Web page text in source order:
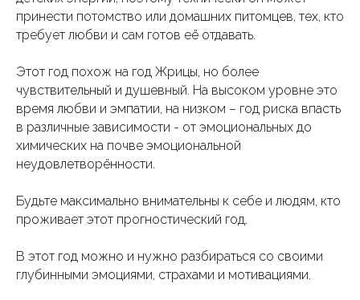
принести потомство или домашних питомцев, тех, кто
требует любви и сам готов её отдавать.
Этот год похож на год Жрицы, но более
чувствительный и душевный. На высоком уровне это
время любви и эмпатии, на низком – год риска впасть
в различные зависимости - от эмоциональных до
химических на почве эмоциональной
неудовлетворённости.
Будьте максимально внимательны к себе и людям, кто
проживает этот прогностический год.
В этот год можно и нужно разбираться со своими
глубинными эмоциями, страхами и мотивациями.